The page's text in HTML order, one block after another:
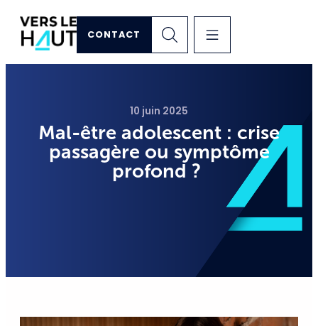
CONTACT
10 juin 2025
Mal-être adolescent : crise
passagère ou symptôme
profond ?